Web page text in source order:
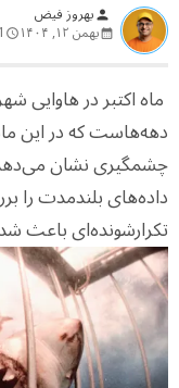
person بهروز فیض
بهمن ۱۲, ۱۴۰۴ 1 دقیقه زمان برای مطالعه
ماه اکتبر در هاوایی
دهه‌هاست که در این
چشمگیری نشان
داده‌های بلندمدت را
تکرارشونده‌ای باعث